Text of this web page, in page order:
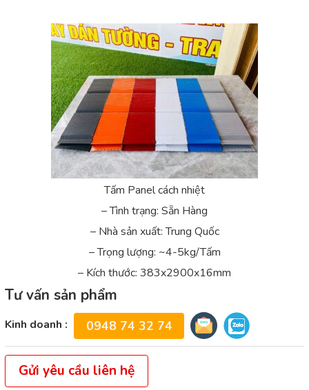
Tấm Panel cách nhiệt
– Tình trạng: Sẵn Hàng
– Nhà sản xuất: Trung Quốc
– Trọng lượng: ~4-5kg/Tấm
– Kích thước: 383x2900x16mm
Tư vấn sản phẩm
Kinh doanh : 0948 74 32 74
Gửi yêu cầu liên hệ